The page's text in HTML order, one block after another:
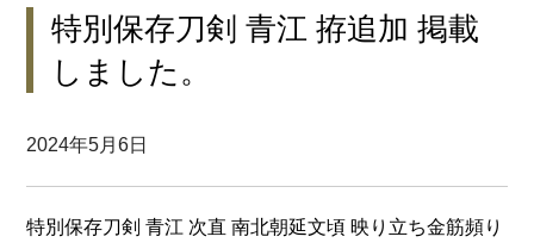
特別保存刀剣 青江 拵追加 掲載
しました。
2024年5月6日
特別保存刀剣 青江 次直 南北朝延文頃 映り立ち金筋頻り